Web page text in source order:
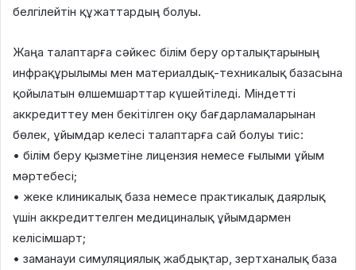
белгілейтін құжаттардың болуы.
Жаңа талаптарға сәйкес білім беру орталықтарының
инфрақұрылымы мен материалдық-техникалық базасына
қойылатын өлшемшарттар күшейтіледі. Міндетті
аккредиттеу мен бекітілген оқу бағдарламаларынан
бөлек, ұйымдар келесі талаптарға сай болуы тиіс:
• білім беру қызметіне лицензия немесе ғылыми ұйым
мәртебесі;
• жеке клиникалық база немесе практикалық даярлық
үшін аккредиттелген медициналық ұйымдармен
келісімшарт;
• заманауи симуляциялық жабдықтар, зертханалық база